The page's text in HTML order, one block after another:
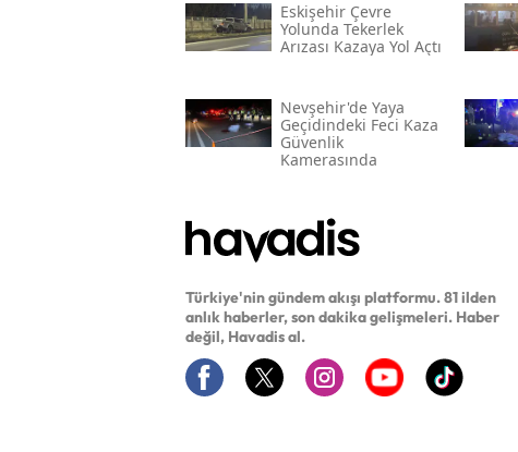
Eskişehir Çevre
Yolunda Tekerlek
Arızası Kazaya Yol Açtı
Nevşehir'de Yaya
Geçidindeki Feci Kaza
Güvenlik
Kamerasında
Türkiye'nin gündem akışı platformu. 81 ilden
anlık haberler, son dakika gelişmeleri. Haber
değil, Havadis al.